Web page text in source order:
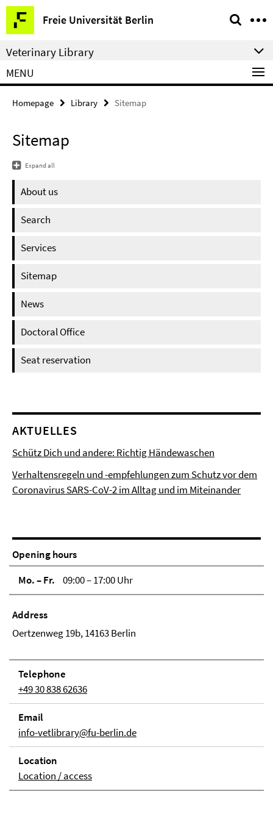
Springe
direkt
zu
Inhalt
Freie Universität Berlin
Service
Navigation
Veterinary Library
MENU
Homepage Library Sitemap
Sitemap
Expand all
About us
Search
Services
Sitemap
News
Doctoral Office
Seat reservation
AKTUELLES
Schütz Dich und andere: Richtig Händewaschen
Verhaltensregeln und -empfehlungen zum Schutz vor dem
Coronavirus SARS-CoV-2 im Alltag und im Miteinander
Opening hours
Mo. – Fr.
09:00 – 17:00 Uhr
Address
Oertzenweg 19b, 14163 Berlin
Tele­phone
+49 30 838 62636
Email
info-vetlibrary@fu-berlin.de
Loca­tion
Location / access